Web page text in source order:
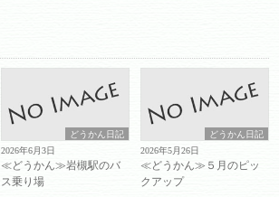
どうかん日記
2026年6月3日
≪どうかん≫岩槻駅のバ
ス乗り場
どうかん日記
2026年5月26日
≪どうかん≫５月のピッ
クアップ